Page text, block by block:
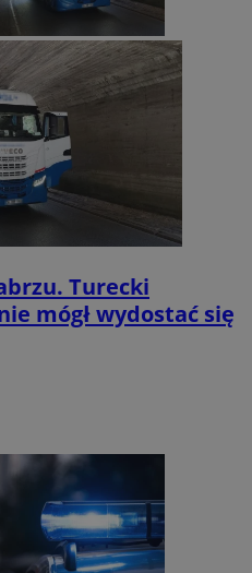
Turecki
mógł wydostać się